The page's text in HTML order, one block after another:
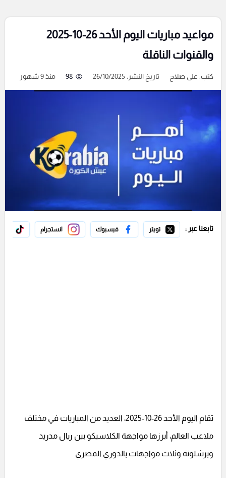
مواعيد مباريات اليوم الأحد 26-10-2025
والقنوات الناقلة
كتب: على صلاح تاريخ النشر: 26/10/2025 98 منذ 9 شهور
تابعنا عبر : تويتر فيسبوك انستجرام
تقام اليوم الأحد 26-10-2025، العديد من المباريات في مختلف
ملاعب العالم، أبرزها مواجهة الكلاسيكو بين ريال مدريد
وبرشلونة وثلاث مواجهات بالدوري المصري